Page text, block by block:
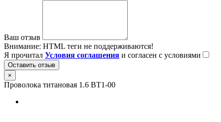
Ваш отзыв
Внимание: HTML теги не поддерживаются!
Я прочитал Условия соглашения и согласен с условиями
Оставить отзыв
×
Проволока титановая 1.6 ВТ1-00